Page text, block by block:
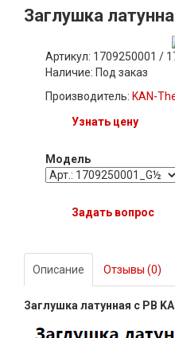
Заглушка
Артикул: 1709250001 /
Наличие: Под заказ
Производитель: KAN-
Узнать цену
Модель
Задать вопрос
Описание Отзывы (0)
Заглушка латунная с РВ